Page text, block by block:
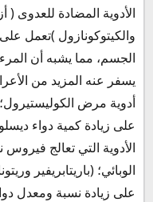
الأدوية المضادة للعدوى (
والكيتوكونازول )تعمل
الجسم، مما يشبه أن
يسفر عنه المزيد من
أدوية مرض
على زيادة كمية دواء
الأدوية التي تعالج
الوبائي؛ (باريتابريفير
على زيادة نسبة ومعدل